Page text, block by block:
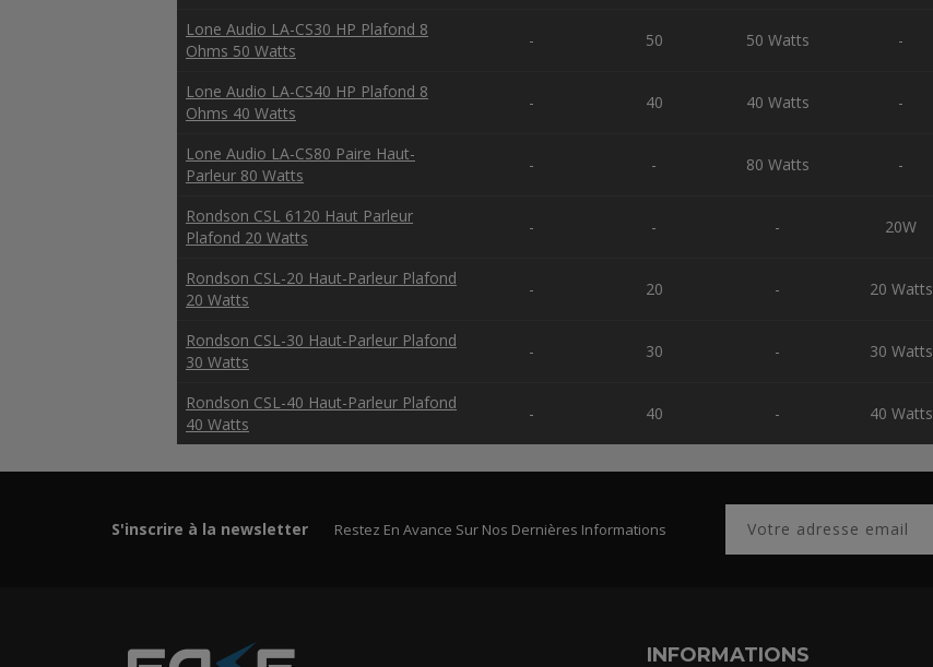
Lone Audio LA-CS30 HP Plafond 8
Ohms 50 Watts
- 50 50 Watts -
Lone Audio LA-CS40 HP Plafond 8
Ohms 40 Watts
- 40 40 Watts -
Lone Audio LA-CS80 Paire Haut-
Parleur 80 Watts
- - 80 Watts -
Rondson CSL 6120 Haut Parleur
Plafond 20 Watts
- - - 20W
Rondson CSL-20 Haut-Parleur Plafond
20 Watts
- 20 - 20 Watts
Rondson CSL-30 Haut-Parleur Plafond
30 Watts
- 30 - 30 Watts
Rondson CSL-40 Haut-Parleur Plafond
40 Watts
- 40 - 40 Watts
S'inscrire à la newsletter Restez En Avance Sur Nos Dernières Informations
INFORMATIONS